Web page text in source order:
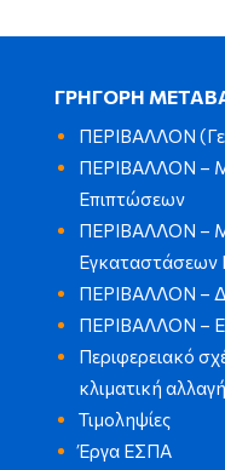
ΓΡΗΓΟΡΗ
ΠΕΡΙΒΑΛΛΟΝ
ΠΕΡΙΒΑΛΛΟΝ –
Επιπτώσεων
ΠΕΡΙΒΑΛΛΟΝ –
ΠΕΡΙΒΑΛΛΟΝ –
ΠΕΡΙΒΑΛΛΟΝ –
Περιφερειακό
κλιματική αλλαγή
Τιμοληψίες
Έργα ΕΣΠΑ